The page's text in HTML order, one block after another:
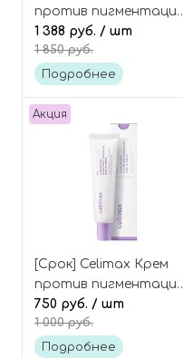
против пигментации
и пост-акне (в виде
полумесяца), 40 шт,
Pore+Dark Spot
1 388 руб. / шт
1 850 руб.
Подробнее
Акция
[Срок] Celimax Крем
против пигментации
и покраснений с
глутатионом, Derma
Nature Glutathione
750 руб. / шт
1 000 руб.
Подробнее